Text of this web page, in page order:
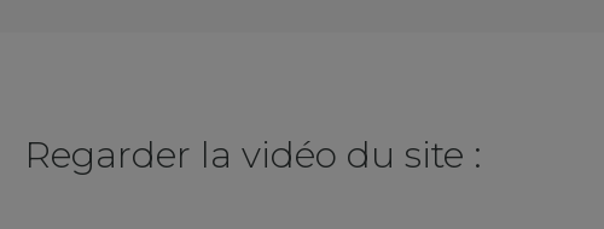
Regarder la vidéo du site :